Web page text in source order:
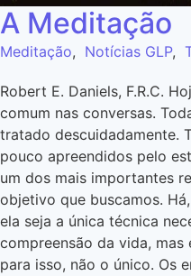
A Meditação
Meditação, Notícias GLP,
Robert E. Daniels, F.R.C.
comum nas conversas.
tratado descuidadamente.
pouco apreendidos pelo
um dos mais importantes
objetivo que buscamos.
ela seja a única técnica
compreensão da vida,
para isso, não o único. Os